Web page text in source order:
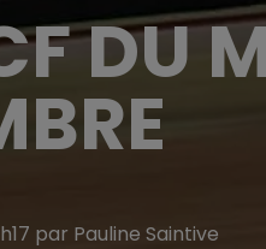
DU
par Pauline Saintive